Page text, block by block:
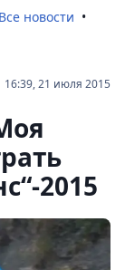
Все новости
16:39, 21 июля 2015
2015